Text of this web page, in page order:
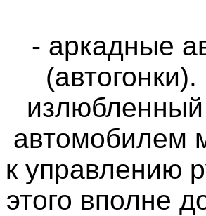
- аркадные
излюбленный
автомобилем
к управлению
этого вполне